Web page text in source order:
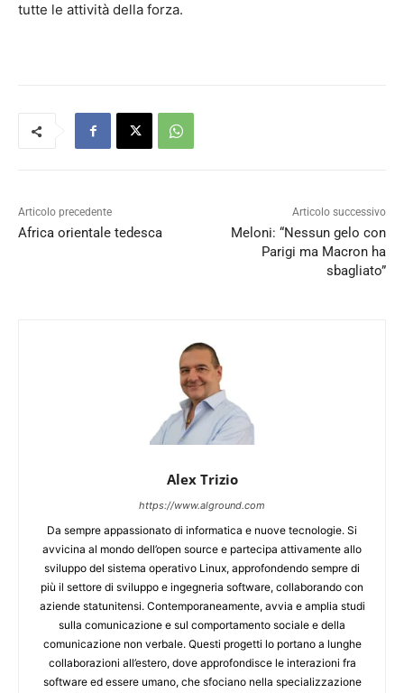
tutte le attività della forza.
Articolo precedente
Africa orientale tedesca
Articolo successivo
Meloni: “Nessun gelo con
Parigi ma Macron ha
sbagliato”
Alex Trizio
https://www.alground.com
Da sempre appassionato di informatica e nuove tecnologie. Si
avvicina al mondo dell’open source e partecipa attivamente allo
sviluppo del sistema operativo Linux, approfondendo sempre di
più il settore di sviluppo e ingegneria software, collaborando con
aziende statunitensi. Contemporaneamente, avvia e amplia studi
sulla comunicazione e sul comportamento sociale e della
comunicazione non verbale. Questi progetti lo portano a lunghe
collaborazioni all’estero, dove approfondisce le interazioni fra
software ed essere umano, che sfociano nella specializzazione